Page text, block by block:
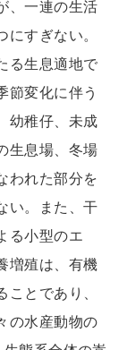
、一連の生活
すぎない。
る生息適地で
節変化に伴う
幼稚仔、未成
生息場、冬場
われた部分を
い。また、干
る小型のエ
増殖は、有機
とであり、
の水産動物の